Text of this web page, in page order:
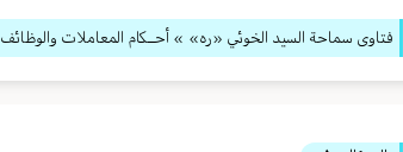
فتاوى سماحة السيد الخوئي «ره» » أحــكام المعاملات والوظائف